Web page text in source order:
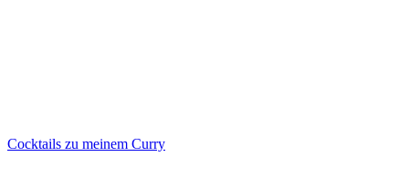
Cocktails zu meinem Curry